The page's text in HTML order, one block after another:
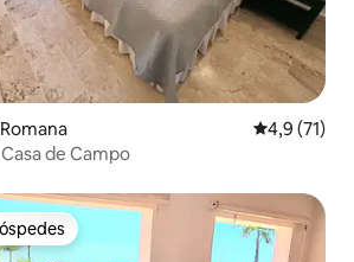
4,9 de uma
4,9 (71)
de Campo
dos hóspedes